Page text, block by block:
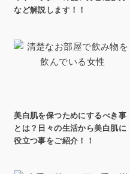
など解説します！！
美白肌を保つためにするべき事
とは？日々の生活から美白肌に
役立つ事をご紹介！！